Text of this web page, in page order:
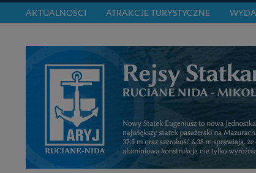
AKTUALNOŚCI ATRAKCJE TURYSTYCZNE